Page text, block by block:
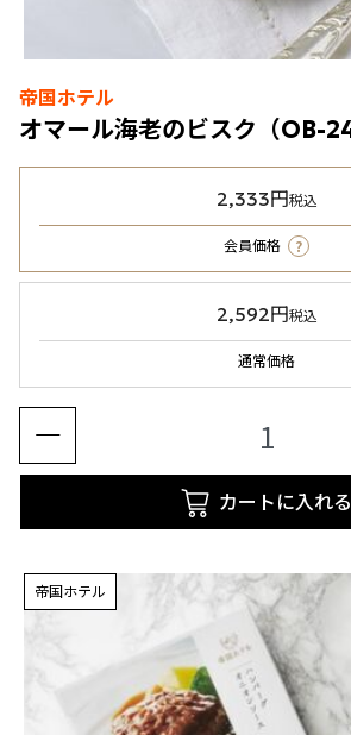
帝国ホテル
2,333円税込
会員価格 ?
2,592円税込
通常価格
カートに入れる
帝国ホテル